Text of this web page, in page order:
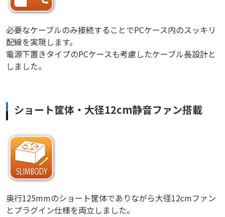
必要なケーブルのみ接続することでPCケース内のスッキリ
配線を実現します。
電源下置きタイプのPCケースも考慮したケーブル長設計と
しました。
ショート筐体・大径12cm静音ファン搭載
奥行125mmのショート筐体でありながら大径12cmファン
とプラグイン仕様を両立しました。